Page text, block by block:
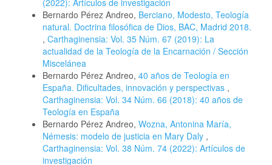
Bernardo Pérez Andreo, Berciano, Modesto, Teología
natural. Doctrina filosófica de Dios, BAC, Madrid 2018.
, Carthaginensia: Vol. 35 Núm. 67 (2019): La
actualidad de la Teología de la Encarnación / Sección
Miscelánea
Bernardo Pérez Andreo, 40 años de Teología en
España. Dificultades, innovación y perspectivas ,
Carthaginensia: Vol. 34 Núm. 66 (2018): 40 años de
Teología en España
Bernardo Pérez Andreo, Wozna, Antonina María,
Némesis: modelo de justicia en Mary Daly ,
Carthaginensia: Vol. 38 Núm. 74 (2022): Artículos de
investigación